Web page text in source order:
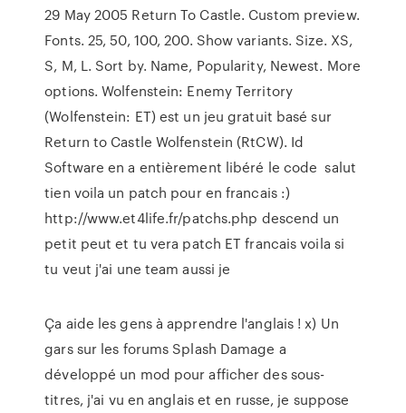
29 May 2005 Return To Castle. Custom preview.
Fonts. 25, 50, 100, 200. Show variants. Size. XS,
S, M, L. Sort by. Name, Popularity, Newest. More
options. Wolfenstein: Enemy Territory
(Wolfenstein: ET) est un jeu gratuit basé sur
Return to Castle Wolfenstein (RtCW). Id
Software en a entièrement libéré le code salut
tien voila un patch pour en francais :)
http://www.et4life.fr/patchs.php descend un
petit peut et tu vera patch ET francais voila si
tu veut j'ai une team aussi je
Ça aide les gens à apprendre l'anglais ! x) Un
gars sur les forums Splash Damage a
développé un mod pour afficher des sous-
titres, j'ai vu en anglais et en russe, je suppose